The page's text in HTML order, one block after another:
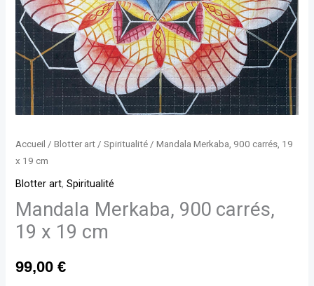
Accueil /Blotter art /Spiritualité / Mandala Merkaba, 900 carrés, 19
x 19 cm
Blotter art,Spiritualité
Mandala Merkaba, 900 carrés,
19 x 19 cm
99,00€
cm